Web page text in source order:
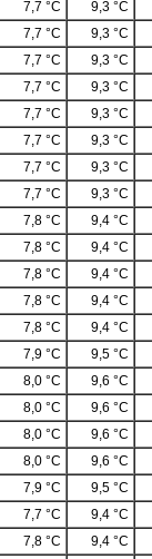
7,7 °C 9,3 °C
7,7 °C 9,3 °C
7,7 °C 9,3 °C
7,7 °C 9,3 °C
7,7 °C 9,3 °C
7,7 °C 9,3 °C
7,7 °C 9,3 °C
7,7 °C 9,3 °C
7,8 °C 9,4 °C
7,8 °C 9,4 °C
7,8 °C 9,4 °C
7,8 °C 9,4 °C
7,8 °C 9,4 °C
7,9 °C 9,5 °C
8,0 °C 9,6 °C
8,0 °C 9,6 °C
8,0 °C 9,6 °C
8,0 °C 9,6 °C
7,9 °C 9,5 °C
7,7 °C 9,4 °C
7,8 °C 9,4 °C